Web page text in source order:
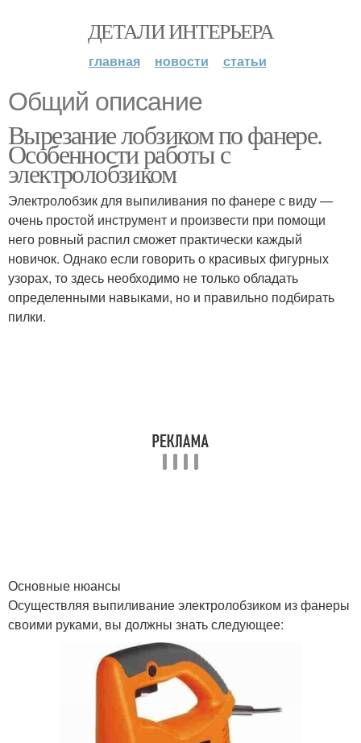
ДЕТАЛИ ИНТЕРЬЕРА
главная новости статьи
Общий описание
Вырезание лобзиком по фанере.
Особенности работы с
электролобзиком
Электролобзик для выпиливания по фанере с виду —
очень простой инструмент и произвести при помощи
него ровный распил сможет практически каждый
новичок. Однако если говорить о красивых фигурных
узорах, то здесь необходимо не только обладать
определенными навыками, но и правильно подбирать
пилки.
Основные нюансы
Осуществляя выпиливание электролобзиком из фанеры
своими руками, вы должны знать следующее: